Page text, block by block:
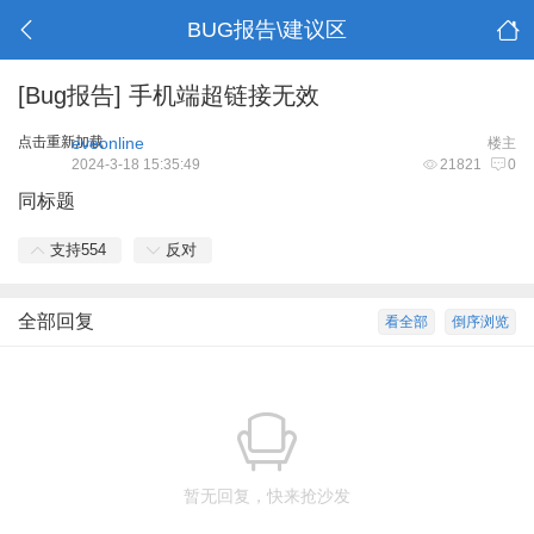
BUG报告\建议区
[Bug报告] 手机端超链接无效
点击重新加载 楼主
eveonline
21821 0
2024-3-18 15:35:49
同标题
支持554 反对
倒序浏览
看全部
全部回复
暂无回复，快来抢沙发